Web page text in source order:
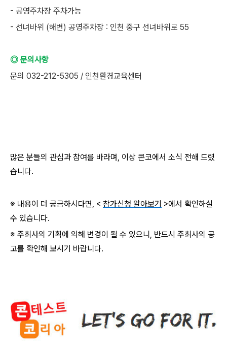
- 공영주차장 주차가능
- 선녀바위 (해변) 공영주차장 : 인천 중구 선녀바위로 55
◎ 문의사항
문의 032-212-5305 / 인천환경교육센터
많은 분들의 관심과 참여를 바라며, 이상 콘코에서 소식 전해 드렸
습니다.
※ 내용이 더 궁금하시다면, < 참가신청 알아보기 >에서 확인하실
수 있습니다.
※ 주최사의 기획에 의해 변경이 될 수 있으니, 반드시 주최사의 공
고를 확인해 보시기 바랍니다.